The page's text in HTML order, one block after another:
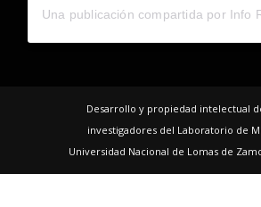
Desarrollo y propiedad intelectual
investigadores del Laboratorio de
Universidad Nacional de Lomas de